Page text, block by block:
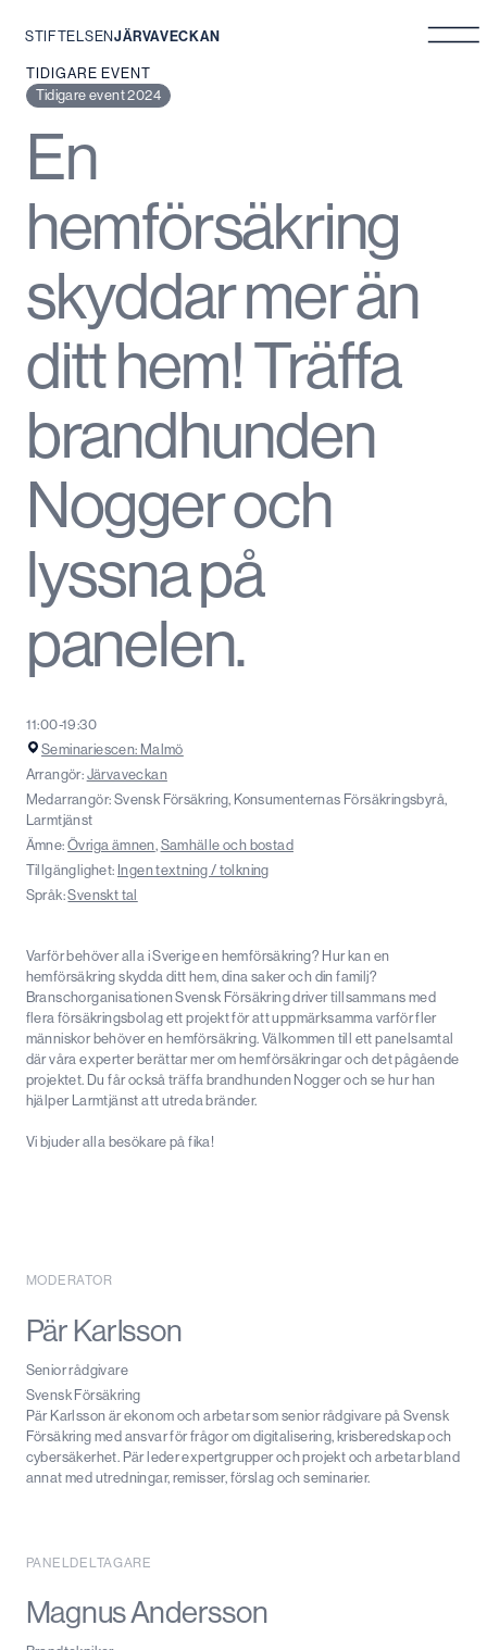
Hoppa
innehåll
STIFTELSENJÄRVAVECKAN
TIDIGARE EVENT
Tidigare event 2024
En
hemförsäkring
skyddar mer än
ditt hem! Träffa
brandhunden
Nogger och
lyssna på
panelen.
11:00-19:30
Seminariescen: Malmö
Arrangör:Järvaveckan
Medarrangör: Svensk Försäkring, Konsumenternas Försäkringsbyrå,
Larmtjänst
Ämne:Övriga ämnen,Samhälle och bostad
Tillgänglighet: Ingen textning / tolkning
Språk:Svenskt tal
Varför behöver alla i Sverige en hemförsäkring? Hur kan en
hemförsäkring skydda ditt hem, dina saker och din familj?
Branschorganisationen Svensk Försäkring driver tillsammans med
flera försäkringsbolag ett projekt för att uppmärksamma varför fler
människor behöver en hemförsäkring. Välkommen till ett panelsamtal
där våra experter berättar mer om hemförsäkringar och det pågående
projektet. Du får också träffa brandhunden Nogger och se hur han
hjälper Larmtjänst att utreda bränder.
Vi bjuder alla besökare på fika!
MODERATOR
Pär Karlsson
Senior rådgivare
Svensk Försäkring
Pär Karlsson är ekonom och arbetar som senior rådgivare på Svensk
Försäkring med ansvar för frågor om digitalisering, krisberedskap och
cybersäkerhet. Pär leder expertgrupper och projekt och arbetar bland
annat med utredningar, remisser, förslag och seminarier.
PANELDELTAGARE
Magnus Andersson